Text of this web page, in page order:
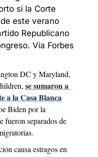
si la Corte
este verano
Republicano
Vía Forbes
DC y Maryland,
se sumaron a
a la Casa Blanca
Biden por la
fueron separados de
causa estragos en